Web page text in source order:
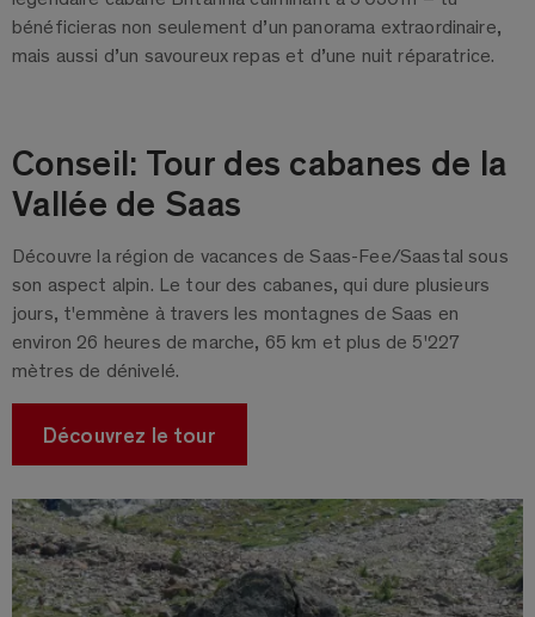
bénéficieras non seulement d’un panorama extraordinaire,
mais aussi d’un savoureux repas et d’une nuit réparatrice.
Conseil: Tour des cabanes de la
Vallée de Saas
Découvre la région de vacances de Saas-Fee/Saastal sous
son aspect alpin. Le tour des cabanes, qui dure plusieurs
jours, t'emmène à travers les montagnes de Saas en
environ 26 heures de marche, 65 km et plus de 5'227
mètres de dénivelé.
Découvrez le tour